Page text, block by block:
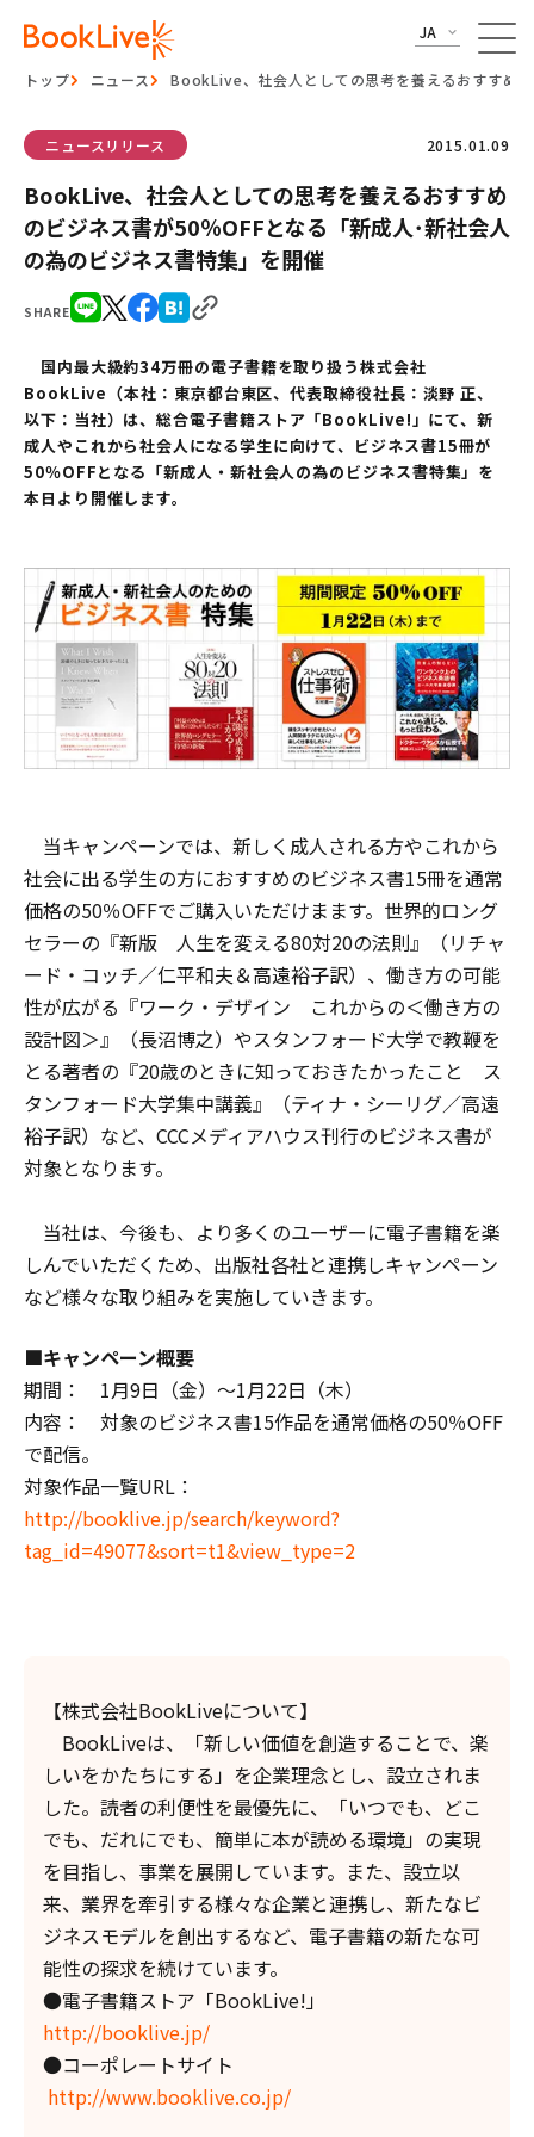
JA
トップ ニュース BookLive、社会人としての思考を養えるおすすめ
SHARE
ニュースリリース 2015.01.09
BookLive、社会人としての思考を養えるおすすめ
のビジネス書が50％OFFとなる「新成人･新社会人
の為のビジネス書特集」を開催
国内最大級約34万冊の電子書籍を取り扱う株式会社
BookLive（本社：東京都台東区、代表取締役社長：淡野 正、
以下：当社）は、総合電子書籍ストア「BookLive!」にて、新
成人やこれから社会人になる学生に向けて、ビジネス書15冊が
50％OFFとなる「新成人・新社会人の為のビジネス書特集」を
本日より開催します。
当キャンペーンでは、新しく成人される方やこれから
社会に出る学生の方におすすめのビジネス書15冊を通常
価格の50％OFFでご購入いただけまます。世界的ロング
セラーの『新版 人生を変える80対20の法則』（リチャ
ード・コッチ／仁平和夫＆高遠裕子訳）、働き方の可能
性が広がる『ワーク・デザイン これからの＜働き方の
設計図＞』（長沼博之）やスタンフォード大学で教鞭を
とる著者の『20歳のときに知っておきたかったこと ス
タンフォード大学集中講義』（ティナ・シーリグ／高遠
裕子訳）など、CCCメディアハウス刊行のビジネス書が
対象となります。
当社は、今後も、より多くのユーザーに電子書籍を楽
しんでいただくため、出版社各社と連携しキャンペーン
など様々な取り組みを実施していきます。
■キャンペーン概要
期間： 1月9日（金）～1月22日（木）
内容： 対象のビジネス書15作品を通常価格の50％OFF
で配信。
対象作品一覧URL：
http://booklive.jp/search/keyword?
tag_id=49077&sort=t1&view_type=2
【株式会社BookLiveについて】
BookLiveは、「新しい価値を創造することで、楽
しいをかたちにする」を企業理念とし、設立されま
した。読者の利便性を最優先に、「いつでも、どこ
でも、だれにでも、簡単に本が読める環境」の実現
を目指し、事業を展開しています。また、設立以
来、業界を牽引する様々な企業と連携し、新たなビ
ジネスモデルを創出するなど、電子書籍の新たな可
能性の探求を続けています。
●電子書籍ストア「BookLive!」
http://booklive.jp/
●コーポレートサイト
http://www.booklive.co.jp/